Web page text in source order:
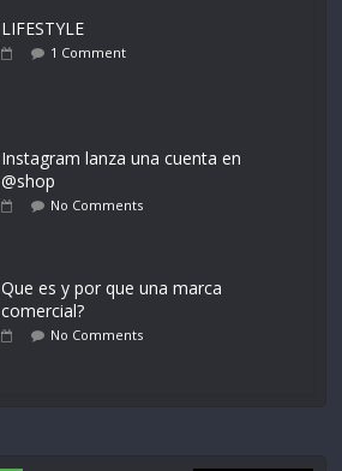
LIFESTYLE
1 Comment
Instagram lanza una cuenta en
@shop
No Comments
Que es y por que una marca
comercial?
No Comments